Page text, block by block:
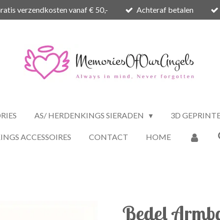
verzendkosten vanaf € 50,- Achteraf betalen
AS/ HERDENKINGS SIERADEN 3D
ACCESSOIRES CONTACT HOME
Bedel